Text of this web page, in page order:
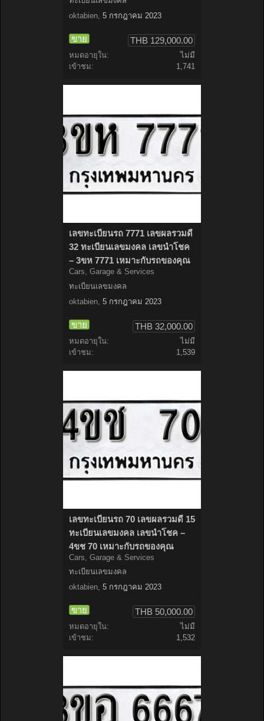
oktabien, 5 กรกฎาคม 2023
ขาย THB 129,000.00
หมดอายุใน:
ไม่มี
เข้าชม:
1,741
เลขทะเบียนรถ 7771 เลขผลรวมดี
32 ทะเบียนเลขมงคล เลขนำโชค
– 3ขห 7771 เหมาะกับรถของคุณ
Cars, Garage & Services
ทะเบียนเลขมงคล
oktabien 5 กรกฎาคม 2023
ขาย THB 32,000.00
หมดอายุใน:
ไม่มี
เข้าชม:
1,539
เลขทะเบียนรถ 70 เลขผลรวมดี 15
ทะเบียนเลขมงคล เลขนำโชค –
4ขช 70 เหมาะกับรถของคุณ
Cars, Garage & Services
ทะเบียนเลขมงคล
oktabien, 5 กรกฎาคม 2023
ขาย THB 50,000.00
หมดอายุใน:
ไม่มี
เข้าชม:
1,532